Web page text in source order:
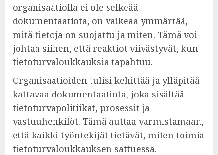
organisaatiolla ei ole selkeää
dokumentaatiota, on vaikeaa ymmärtää,
mitä tietoja on suojattu ja miten. Tämä voi
johtaa siihen, että reaktiot viivästyvät, kun
tietoturvaloukkauksia tapahtuu.
Organisaatioiden tulisi kehittää ja ylläpitää
kattavaa dokumentaatiota, joka sisältää
tietoturvapolitiikat, prosessit ja
vastuuhenkilöt. Tämä auttaa varmistamaan,
että kaikki työntekijät tietävät, miten toimia
tietoturvaloukkauksen sattuessa.